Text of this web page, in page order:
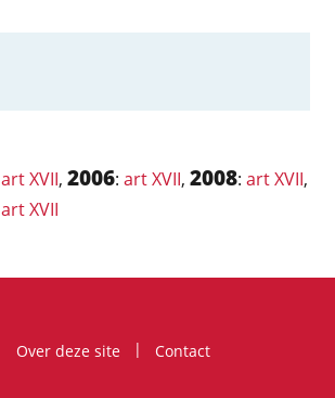
art XVII, 2006: art XVII, 2008: art XVII,
art XVII
Over deze site
Contact